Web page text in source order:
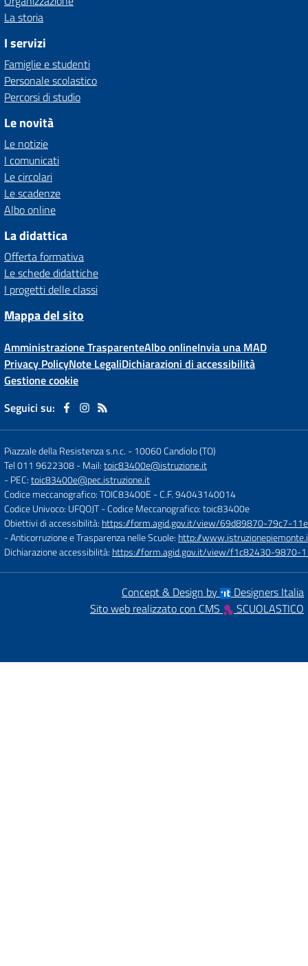
La storia
I servizi
Famiglie e studenti
Personale scolastico
Percorsi di studio
Le novità
Le notizie
I comunicati
Le circolari
Le scadenze
Albo online
La didattica
Offerta formativa
Le schede didattiche
I progetti delle classi
Mappa del sito
Amministrazione TrasparenteAlbo onlineInvia una MAD
Privacy PolicyNote LegaliDichiarazioni di accessibilità
Gestione cookie
Seguici su:
Piazzale della Resistenza s.n.c. -10060 Candiolo (TO)
Tel 011 9622308- Mail:toic83400e@istruzione.it
- PEC:toic83400e@pec.istruzione.it
Codice meccanografico: TOIC83400E - C.F. 94043140014
Codice Univoco: UFQOJT- Codice Meccanografico: toic83400e
Obiettivi di accessibilità: https://form.agid.gov.it/view/69d89870-79c7-
- Anticorruzione e Trasparenza nelle Scuole: http://
Dichiarazione accessibilità: https://form.agid.gov.it/view/f1c82430-9870-
Concept & Design by
Designers Italia
Sito web realizzato con CMS
SCUOLASTICO